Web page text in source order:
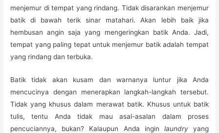
menjemur di tempat yang rindang. Tidak disarankan menjemur
batik di bawah terik sinar matahari. Akan lebih baik jika
hembusan angin saja yang mengeringkan batik Anda. Jadi,
tempat yang paling tepat untuk menjemur batik adalah tempat
yang rindang dan terbuka.
Batik tidak akan kusam dan warnanya luntur jika Anda
mencucinya dengan menerapkan langkah-langkah tersebut.
Tidak yang khusus dalam merawat batik. Khusus untuk batik
tulis, tentu Anda tidak mau asal-asalan dalam proses
pencuciannya, bukan? Kalaupun Anda ingin laundryyang